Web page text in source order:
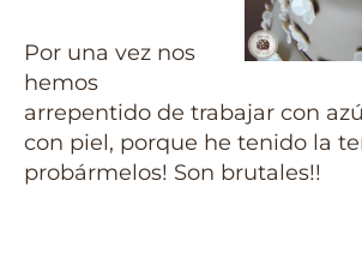
Por una vez nos
hemos
arrepentido de trabajar con
con piel, porque he tenido la
probármelos! Son brutales!!